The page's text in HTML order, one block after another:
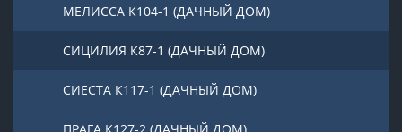
МЕЛИССА К104-1 (ДАЧНЫЙ ДОМ)
СИЦИЛИЯ К87-1 (ДАЧНЫЙ ДОМ)
СИЕСТА К117-1 (ДАЧНЫЙ ДОМ)